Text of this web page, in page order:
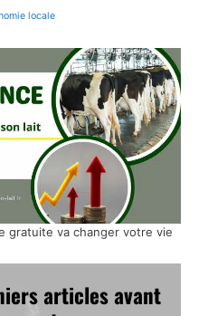
locale
gratuite va changer votre vie